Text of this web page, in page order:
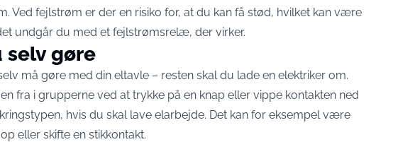
Ved fejlstrøm er der en risiko for, at du kan få stød, hvilket kan være
undgår du med et fejlstrømsrelæ, der virker.
selv gøre
må gøre med din eltavle – resten skal du lade en elektriker om.
fra i grupperne ved at trykke på en knap eller vippe kontakten ned
hvis du skal lave elarbejde. Det kan for eksempel være
eller skifte en stikkontakt.